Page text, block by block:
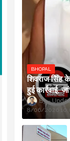
BHOPAL
शिवराज सिंह
हुई कार्रवाई,
8/06/2026